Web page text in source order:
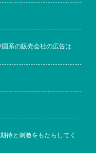
系の販売会社の広告は
待と刺激をもたらしてく